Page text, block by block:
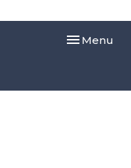
Toggle
Menu